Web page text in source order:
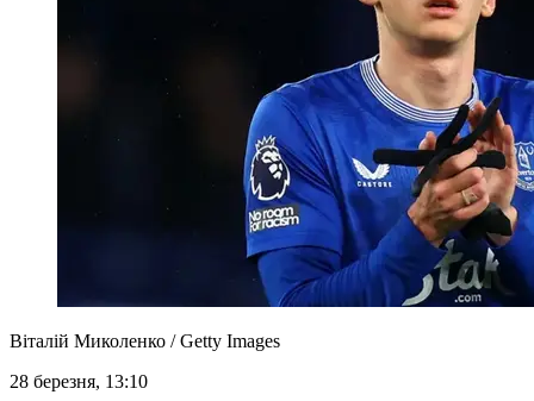
Віталій Миколенко / Getty Images
28 березня, 13:10